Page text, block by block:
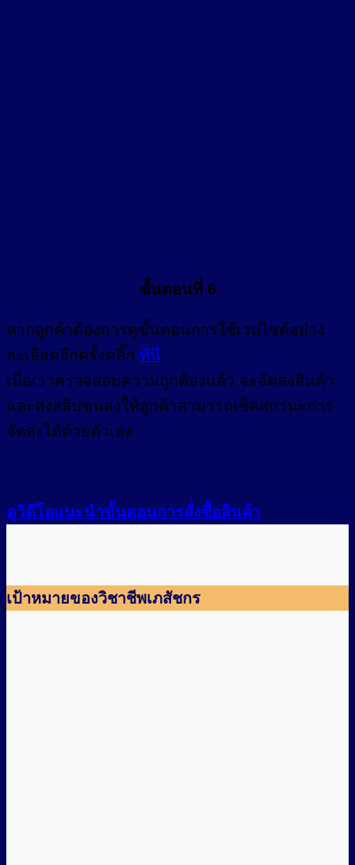
ขั้นตอนที่ 6
หากลูกค้าต้องการดูขั้นตอนการใช้เวปไซต์อย่าง
ละเอียดอีกครั้งคลิ๊ก ที่นี่
เมื่อเราตรวจสอบความถูกต้องแล้ว จะจัดส่งสินค้า
และส่งสลิปขนส่งให้ลูกค้าสามารถเช็คสถานะการ
จัดส่งได้ด้วยตัวเอง
ดูวิดีโอแนะนำขั้นตอนการสั่งซื้อสินค้า
เป้าหมายของวิชาชีพเภสัชกร